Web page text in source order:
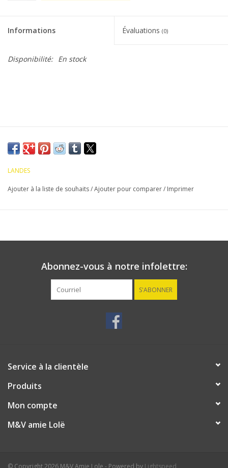
Informations Évaluations (0)
Disponibilité: En stock
LANDES
Ajouter à la liste de souhaits/Ajouter pour comparer/ Imprimer
Abonnez-vous à notre infolettre:
S'ABONNER
Service à la clientèle
Produits
Mon compte
M&V amie Lolë